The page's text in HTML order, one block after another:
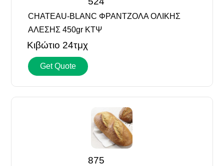
CHATEAU-BLANC ΦΡΑΝΤΖΟΛΑ ΟΛΙΚΗΣ
ΑΛΕΣΗΣ 450gr ΚΤΨ
Κιβώτιο 24τμχ
Get Quote
875